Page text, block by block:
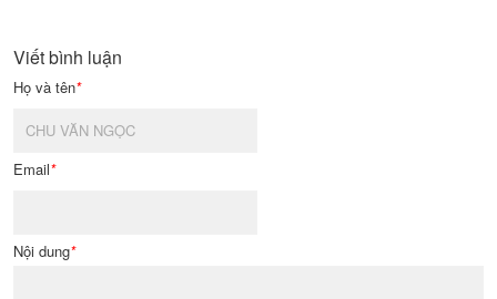
Viết bình luận
Họ và tên*
Email*
Nội dung*